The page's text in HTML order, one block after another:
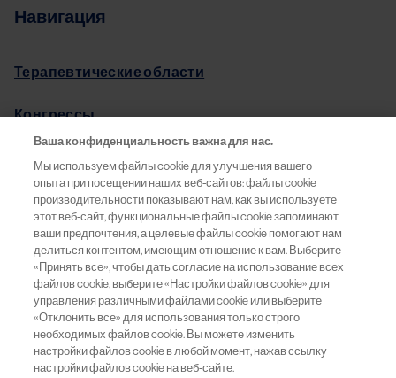
Навигация
Терапевтические области
Конгрессы
Информация о препаратах
Обратная связь
ООО «Новартис Фарма»
Москва, 125315
Россия
Ваша конфиденциальность важна для нас.
Мы используем файлы cookie для улучшения вашего
опыта при посещении наших веб-сайтов: файлы cookie
производительности показывают нам, как вы используете
этот веб-сайт, функциональные файлы cookie запоминают
ваши предпочтения, а целевые файлы cookie помогают нам
делиться контентом, имеющим отношение к вам. Выберите
«Принять все», чтобы дать согласие на использование всех
файлов cookie, выберите «Настройки файлов cookie» для
управления различными файлами cookie или выберите
«Отклонить все» для использования только строго
необходимых файлов cookie. Вы можете изменить
настройки файлов cookie в любой момент, нажав ссылку
настройки файлов cookie на веб-сайте.